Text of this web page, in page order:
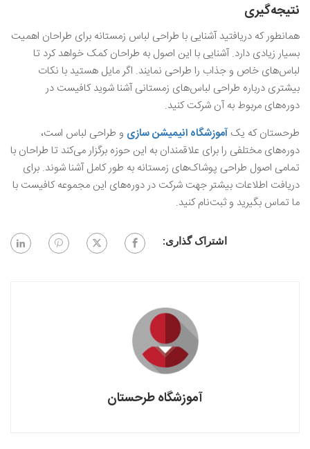
نتیجه‌گیری
همانطور که دریافتید آشنایی با طراحی لباس زمستانه برای طراحان اهمیت
بسیار زیادی دارد. آشنایی با این اصول به طراحان کمک خواهد کرد تا
لباس‌های خاص و جذاب را طراحی نمایند. اگر مایل هستید با نکات
بیشتری درباره طراحی لباس‌های زمستانی آشنا شوید کافیست در
دوره‌های مربوط به آن شرکت کنید.
طرحستان که یک آموزشگاه انیمیشن سازی و طراحی لباس است،
دوره‌های مختلفی را برای علاقمندان به این حوزه برگزار می‌کند تا طراحان با
تمامی اصول طراحی پوشاک‌های زمستانه به طور کامل آشنا شوند. برای
دریافت اطلاعات بیشتر جهت شرکت در دوره‌های این مجموعه کافیست با
ما تماس بگیرید و ثبت‌نام کنید.
اشتراک گذاری:
آموزشگاه طرحستان